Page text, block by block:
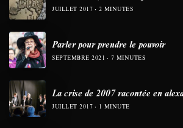
JUILLET 2017 2 MINUTES
Parler pour prendre le pouvoir
SEPTEMBRE 2021 7 MINUTES
La crise de 2007 racontée en
JUILLET 2017 1 MINUTE